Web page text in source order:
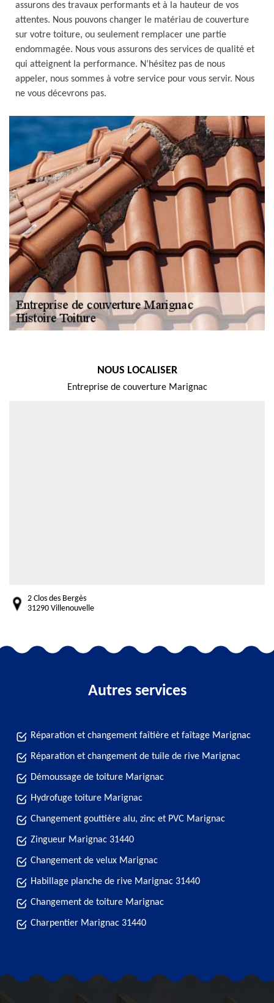
assurons des travaux performants et à la hauteur de vos
attentes. Nous pouvons changer le matériau de couverture
sur votre toiture, ou seulement remplacer une partie
endommagée. Nous vous assurons des services de qualité et
qui atteignent la performance. N’hésitez pas de nous
appeler, nous sommes à votre service pour vous servir. Nous
ne vous décevrons pas.
NOUS LOCALISER
Entreprise de couverture Marignac
2 Clos des Bergès
31290 Villenouvelle
Autres services
Réparation et changement faîtière et faîtage Marignac
Réparation et changement de tuile de rive Marignac
Démoussage de toiture Marignac
Hydrofuge toiture Marignac
Changement gouttière alu, zinc et PVC Marignac
Zingueur Marignac 31440
Changement de velux Marignac
Habillage planche de rive Marignac 31440
Changement de toiture Marignac
Charpentier Marignac 31440